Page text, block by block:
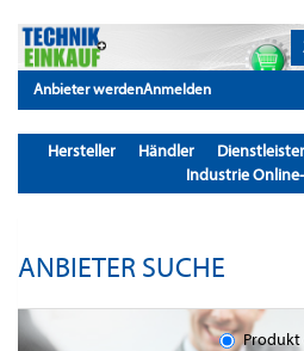
Anbieter werdenAnmelden
Hersteller Händler Dienstleister
Industrie
ANBIETER SUCHE
Produkt